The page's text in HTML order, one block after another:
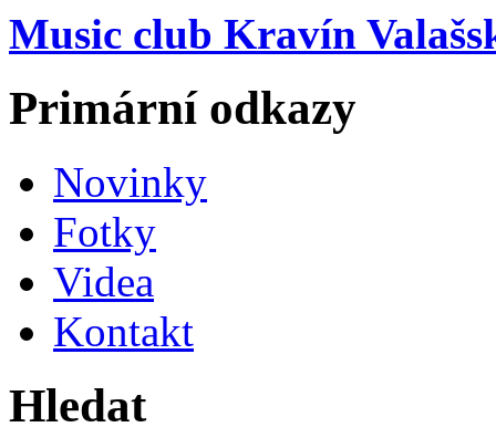
Music club Kravín
Primární odkazy
Novinky
Fotky
Videa
Kontakt
Hledat